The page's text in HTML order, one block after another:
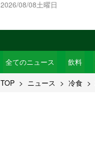
2026/08/08土曜日
全てのニュース 飲料
TOP ニュース 冷食